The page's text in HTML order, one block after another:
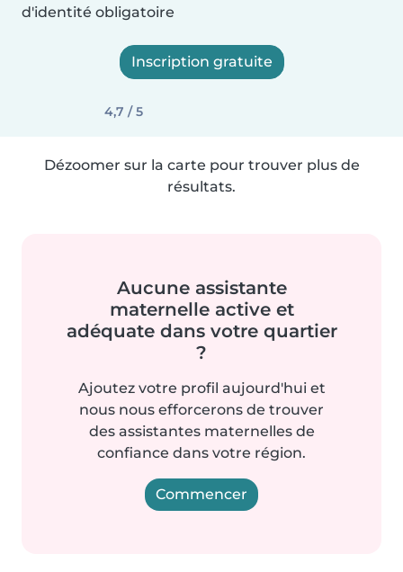
d'identité obligatoire
Inscription gratuite
4,7 / 5
Dézoomer sur la carte pour trouver plus de
résultats.
Aucune assistante
maternelle active et
adéquate dans votre quartier
?
Ajoutez votre profil aujourd'hui et
nous nous efforcerons de trouver
des assistantes maternelles de
confiance dans votre région.
Commencer